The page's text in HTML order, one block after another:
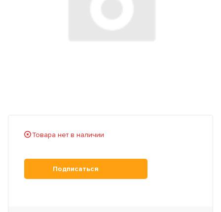
Товара нет в наличии
Подписаться